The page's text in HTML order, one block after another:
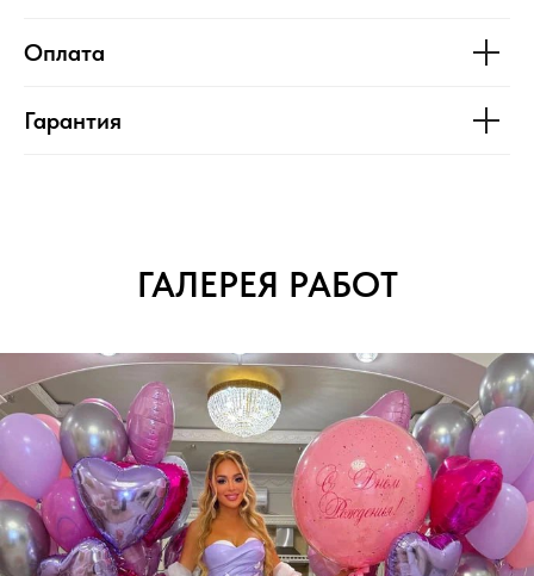
Оплата
Гарантия
ГАЛЕРЕЯ РАБОТ